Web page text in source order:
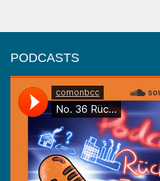
PODCASTS